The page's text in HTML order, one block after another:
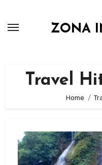
ZONA
Travel
Home